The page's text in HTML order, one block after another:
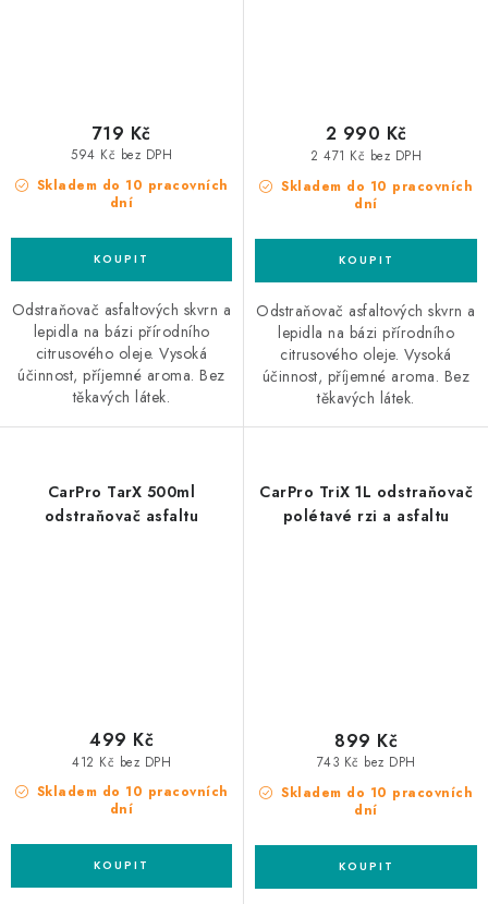
Skladem do 10 pracovních
dní
594 Kč bez DPH
719 Kč
Odstraňovač asfaltových skvrn a
lepidla na bázi přírodního
citrusového oleje. Vysoká
účinnost, příjemné aroma. Bez
těkavých látek.
Skladem do 10 pracovních
dní
2 471 Kč bez DPH
2 990 Kč
Odstraňovač asfaltových skvrn a
lepidla na bázi přírodního
citrusového oleje. Vysoká
účinnost, příjemné aroma. Bez
těkavých látek.
CarPro TarX 500ml
odstraňovač asfaltu
Skladem do 10 pracovních
dní
412 Kč bez DPH
499 Kč
CarPro TriX 1L odstraňovač
polétavé rzi a asfaltu
Skladem do 10 pracovních
dní
743 Kč bez DPH
899 Kč